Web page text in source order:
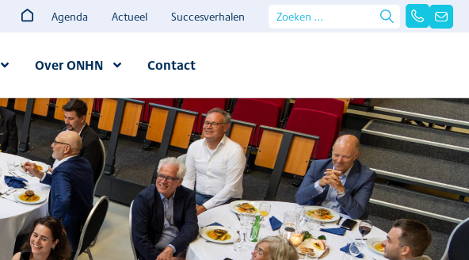
Agenda Actueel Succesverhalen
Over ONHN Contact